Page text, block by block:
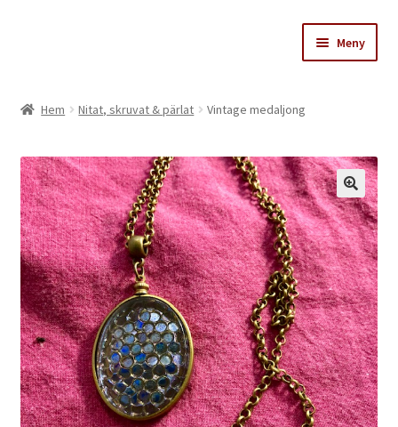
Meny
Till kassan
Köpvillkor
Hem Nitat, skruvat & pärlat Vintage medaljong